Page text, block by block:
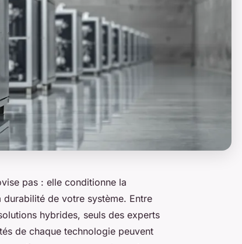
pas : elle conditionne la
de votre système. Entre
hybrides, seuls des experts
de chaque technologie peuvent